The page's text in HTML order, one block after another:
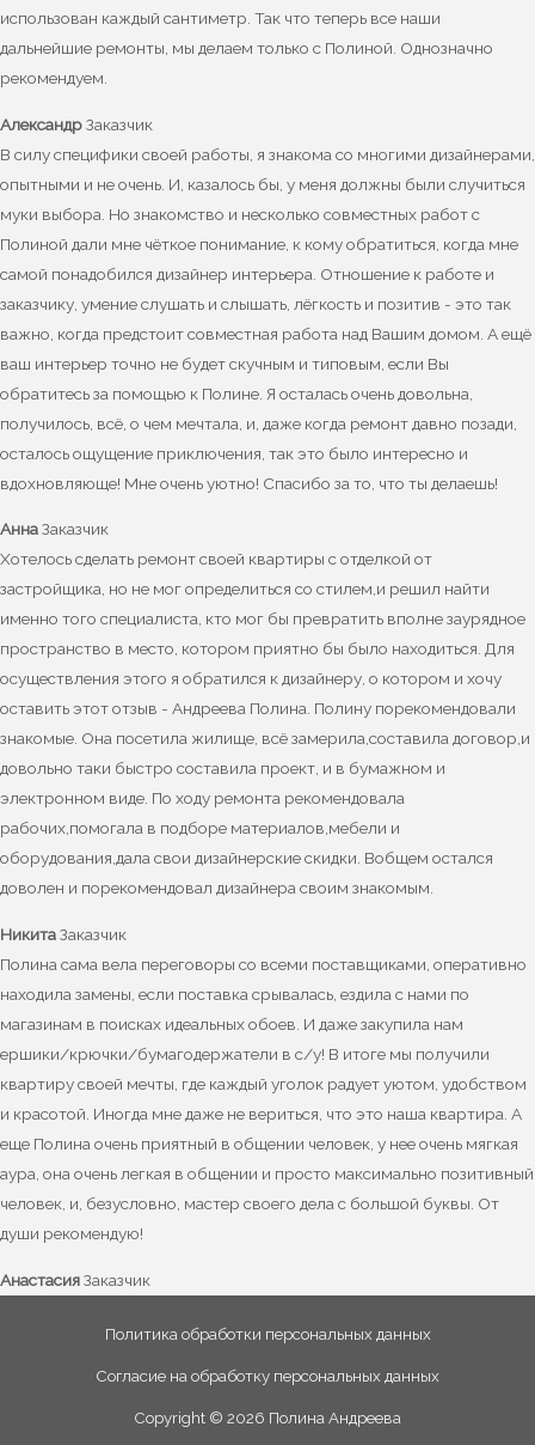
использован каждый сантиметр. Так что теперь все наши
дальнейшие ремонты, мы делаем только с Полиной. Однозначно
рекомендуем.
АлександрЗаказчик
В силу специфики своей работы, я знакома со многими дизайнерами,
опытными и не очень. И, казалось бы, у меня должны были случиться
муки выбора. Но знакомство и несколько совместных работ с
Полиной дали мне чёткое понимание, к кому обратиться, когда мне
самой понадобился дизайнер интерьера. Отношение к работе и
заказчику, умение слушать и слышать, лёгкость и позитив - это так
важно, когда предстоит совместная работа над Вашим домом. А ещё
ваш интерьер точно не будет скучным и типовым, если Вы
обратитесь за помощью к Полине. Я осталась очень довольна,
получилось, всё, о чем мечтала, и, даже когда ремонт давно позади,
осталось ощущение приключения, так это было интересно и
вдохновляюще! Мне очень уютно! Спасибо за то, что ты делаешь!
АннаЗаказчик
Хотелось сделать ремонт своей квартиры с отделкой от
застройщика, но не мог определиться со стилем,и решил найти
именно того специалиста, кто мог бы превратить вполне заурядное
пространство в место, котором приятно бы было находиться. Для
осуществления этого я обратился к дизайнеру, о котором и хочу
оставить этот отзыв - Андреева Полина. Полину порекомендовали
знакомые. Она посетила жилище, всё замерила,составила договор,и
довольно таки быстро составила проект, и в бумажном и
электронном виде. По ходу ремонта рекомендовала
рабочих,помогала в подборе материалов,мебели и
оборудования,дала свои дизайнерские скидки. Вобщем остался
доволен и порекомендовал дизайнера своим знакомым.
НикитаЗаказчик
Полина сама вела переговоры со всеми поставщиками, оперативно
находила замены, если поставка срывалась, ездила с нами по
магазинам в поисках идеальных обоев. И даже закупила нам
ершики/крючки/бумагодержатели в с/у! В итоге мы получили
квартиру своей мечты, где каждый уголок радует уютом, удобством
и красотой. Иногда мне даже не вериться, что это наша квартира. А
еще Полина очень приятный в общении человек, у нее очень мягкая
аура, она очень легкая в общении и просто максимально позитивный
человек, и, безусловно, мастер своего дела с большой буквы. От
души рекомендую!
АнастасияЗаказчик
Политика обработки персональных данных
Согласие на обработку персональных данных
Copyright © 2026 Полина Андреева